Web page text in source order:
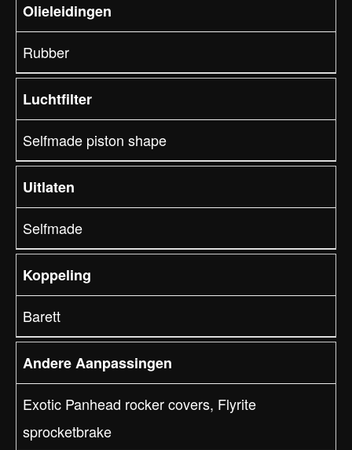
Olieleidingen
Rubber
Luchtfilter
Selfmade piston shape
Uitlaten
Selfmade
Koppeling
Barett
Andere Aanpassingen
Exotic Panhead rocker covers, Flyrite
sprocketbrake